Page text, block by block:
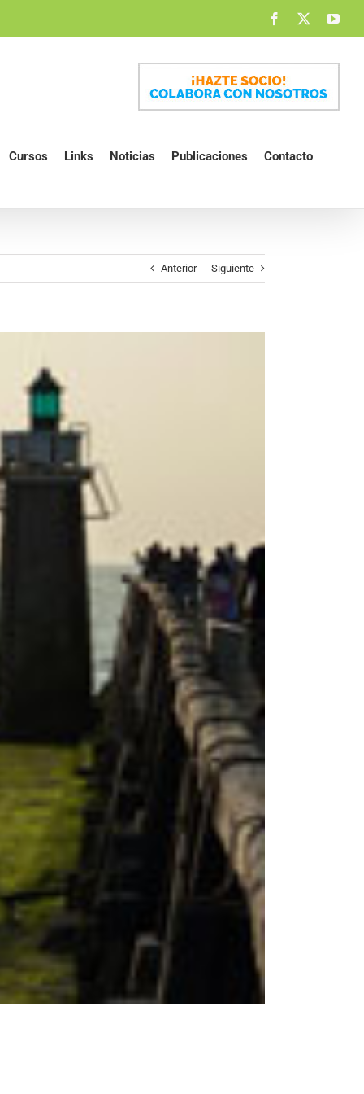
Facebook
Cursos Links Noticias Publicaciones Contacto
Anterior Siguiente